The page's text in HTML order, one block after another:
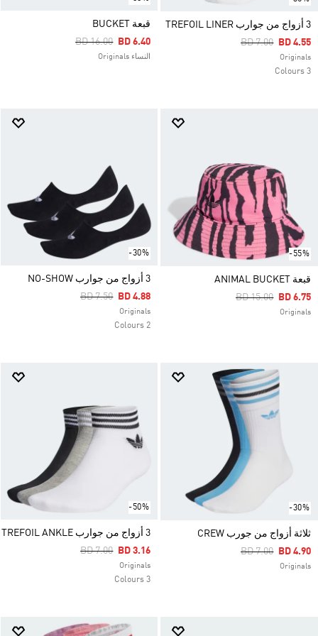
3 أزواج من جوارب TREFOIL LINER
Price Reduced
BD 7.00ToBD 4.55
Originals
3 Colours
قبعة BUCKET
Price Reduced From
BD 16.00ToBD 6.40
النساء Originals
-55%
قبعة ANIMAL BUCKET
Price Reduced
BD 15.00ToBD 6.75
Originals
-30%
3 أزواج من جوارب NO-SHOW
Price Reduced From
BD 7.50ToBD 4.88
Originals
2 Colours
-30%
ثلاثة أزواج من جورب CREW
Price Reduced
BD 7.00ToBD 4.90
Originals
-50%
3 أزواج من جوارب TREFOIL ANKLE
Price Reduced From
BD 7.00ToBD 3.16
Originals
3 Colours